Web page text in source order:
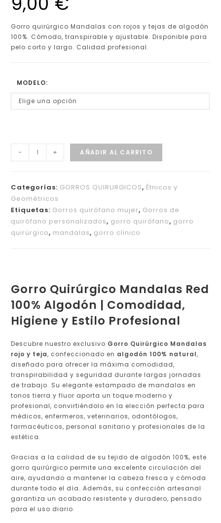
Gorro quirúrgico Mandalas con rojos y tejas de algodón
100%. Cómodo, transpirable y ajustable. Disponible para
pelo corto y largo. Calidad profesional.
MODELO:
Elige una opción
- + AÑADIR AL CARRITO
Categorías: GORROS QUIRURGICOS, Étnicos y
Geométricos
Etiquetas: Gorros quirófano mujer, Gorros de
quirófano personalizados, gorro quirófano, gorro
quirúrgico, mandalas, gorro clinico
Gorro Quirúrgico Mandalas Red
100% Algodón | Comodidad,
Higiene y Estilo Profesional
Descubre nuestro exclusivo Gorro Quirúrgico Mandalas
rojo y teja, confeccionado en algodón 100% natural,
diseñado para ofrecer la máxima comodidad,
transpirabilidad y seguridad durante largas jornadas
de trabajo. Su elegante estampado de mandalas en
tonos tierra y fluor aporta un toque moderno y
profesional, convirtiéndolo en la elección perfecta para
médicos, enfermeros, veterinarios, odontólogos,
farmacéuticos, personal sanitario y profesionales de la
estética.
Gracias a la calidad de su tejido de algodón 100%, este
gorro quirúrgico permite una excelente circulación del
aire, ayudando a mantener la cabeza fresca y cómoda
durante todo el día. Además, su confección artesanal
garantiza un acabado resistente y duradero, pensado
para el uso diario.